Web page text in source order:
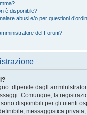
è disponibile?
abusi e/o per questioni
del Forum?
dipende dagli
Comunque, la
disponibili per gli utenti
messaggistica